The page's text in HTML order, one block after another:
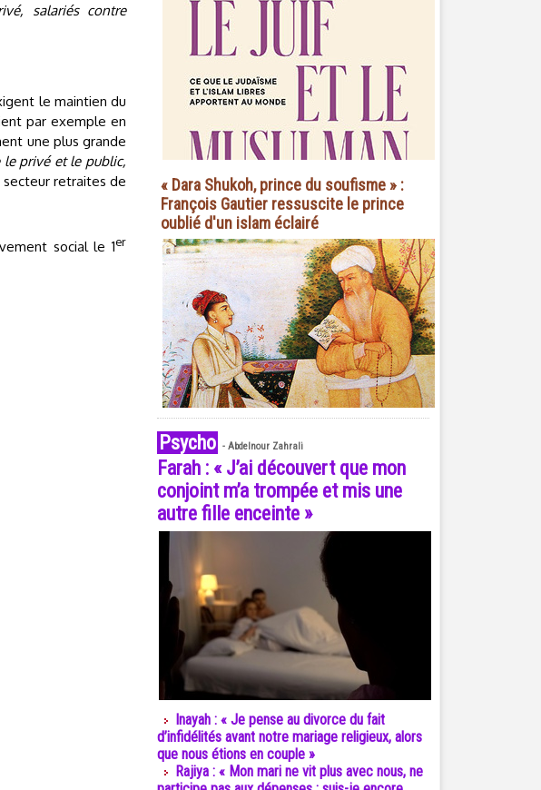
salariés contre
le maintien du
par exemple en
une plus grande
le privé et le public,
secteur retraites de
social le 1er
« Dara Shukoh, prince du soufisme » :
François Gautier ressuscite le prince
oublié d'un islam éclairé
Psycho - Abdelnour Zahrali
Farah : « J’ai découvert que mon
conjoint m’a trompée et mis une
autre fille enceinte »
Inayah : « Je pense au divorce du fait
d’infidélités avant notre mariage religieux, alors
que nous étions en couple »
Rajiya : « Mon mari ne vit plus avec nous, ne